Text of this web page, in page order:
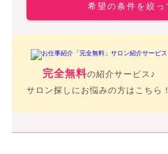
希望の条件を絞っ
完全無料の紹介サービス♪
サロン探しにお悩みの方はこちら！